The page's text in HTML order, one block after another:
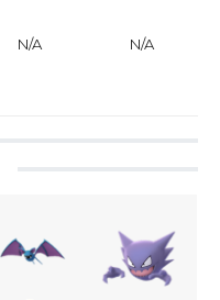
N/A N/A